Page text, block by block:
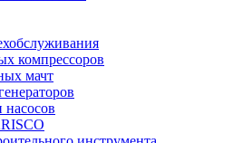
компрессоров
мачт
насосов